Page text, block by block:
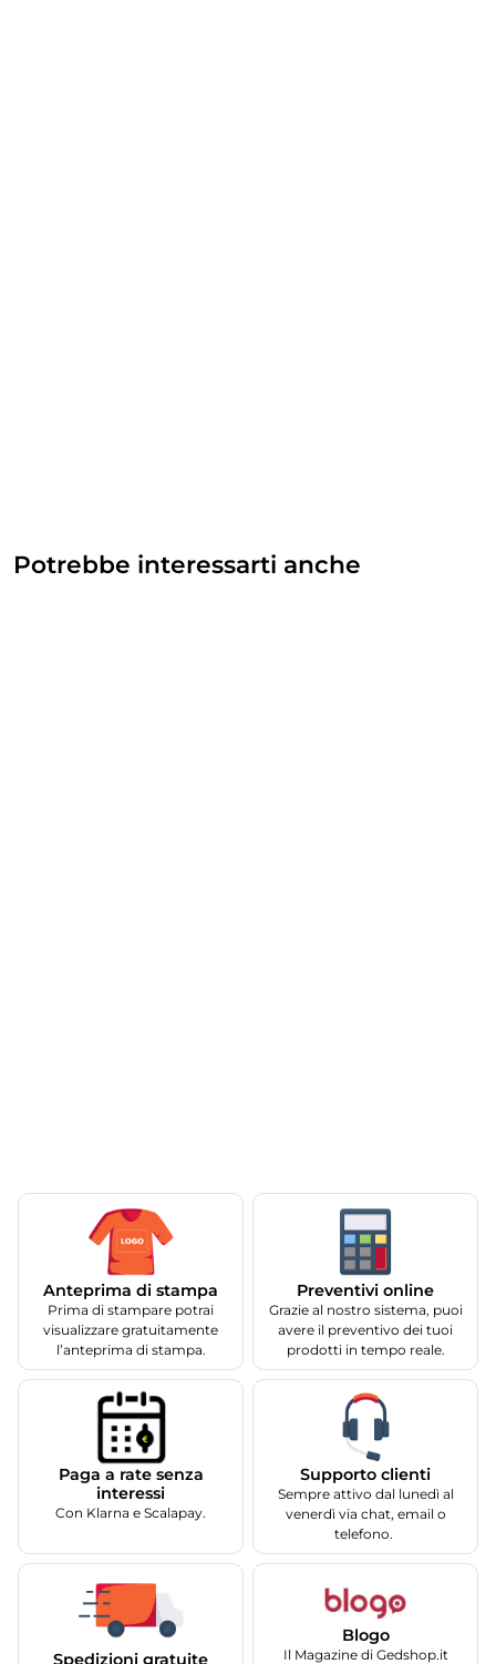
Potrebbe interessarti anche
Anteprima di stampa
Prima di stampare potrai
visualizzare gratuitamente
l’anteprima di stampa.
Preventivi online
Grazie al nostro sistema, puoi
avere il preventivo dei tuoi
prodotti in tempo reale.
Paga a rate senza
interessi
Con Klarna e Scalapay.
Supporto clienti
Sempre attivo dal lunedì al
venerdì via chat, email o
telefono.
Spedizioni gratuite
Blogo
Il Magazine di Gedshop.it